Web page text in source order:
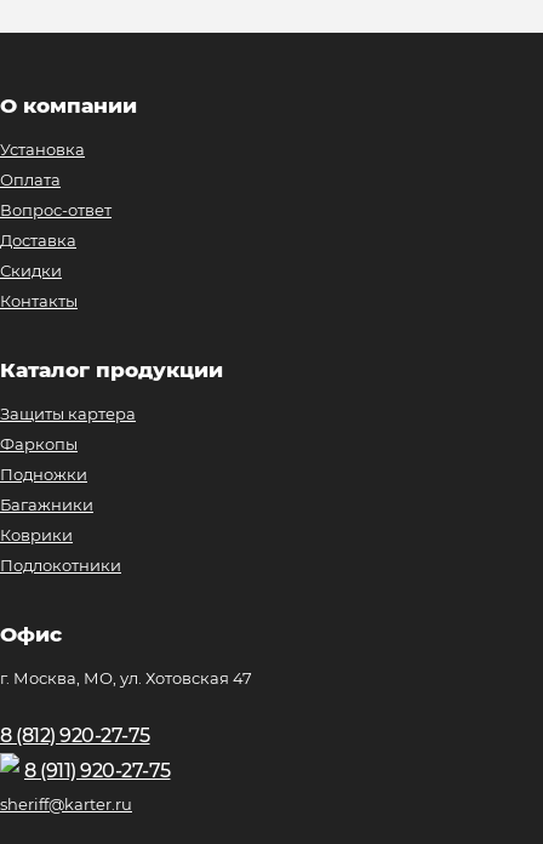
О компании
Установка
Оплата
Вопрос-ответ
Доставка
Скидки
Контакты
Каталог продукции
Защиты картера
Фаркопы
Подножки
Багажники
Коврики
Подлокотники
Офис
г. Москва, МО, ул. Хотовская 47
8 (812) 920-27-75
8 (911) 920-27-75
sheriff@karter.ru